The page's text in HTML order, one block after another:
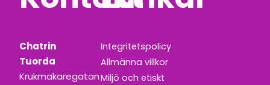
Chatrin
Tuorda
Krukmakaregatan
Integritetspolicy
Allmänna villkor
Miljö och etiskt